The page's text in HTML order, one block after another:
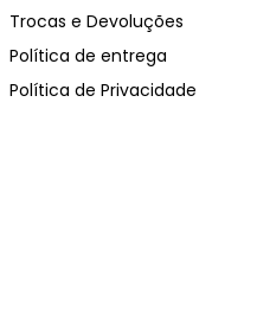
Trocas e Devoluções
Política de entrega
Política de Privacidade